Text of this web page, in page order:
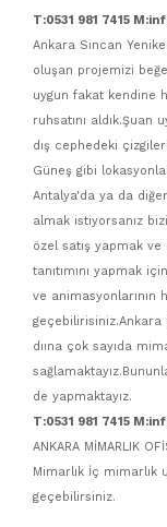
T:0531 981 7415
Ankara Sincan
oluşan projemizi
uygun fakat kendine
ruhsatını aldık.Şuan
dış cephedeki
Güneş gibi
Antalya'da ya da
almak istiyorsanız
özel satış yapmak
tanıtımını yapmak
ve animasyonlarının
dıına çok sayıda
de yapmaktayız.
T:0531 981 7415
ANKARA MİMARLIK
Mimarlık İç
geçebilirsiniz.